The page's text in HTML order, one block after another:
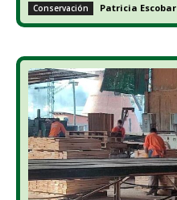
Conservación Patricia Escobar